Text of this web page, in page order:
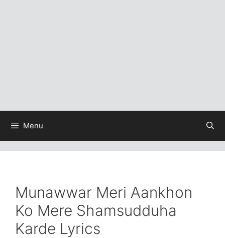
Menu
Munawwar Meri Aankhon
Ko Mere Shamsudduha
Karde Lyrics